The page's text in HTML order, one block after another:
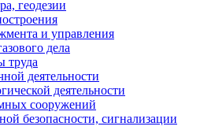
геодезии
и управления
дела
труда
деятельности
деятельности
сооружений
безопасности, сигнализации